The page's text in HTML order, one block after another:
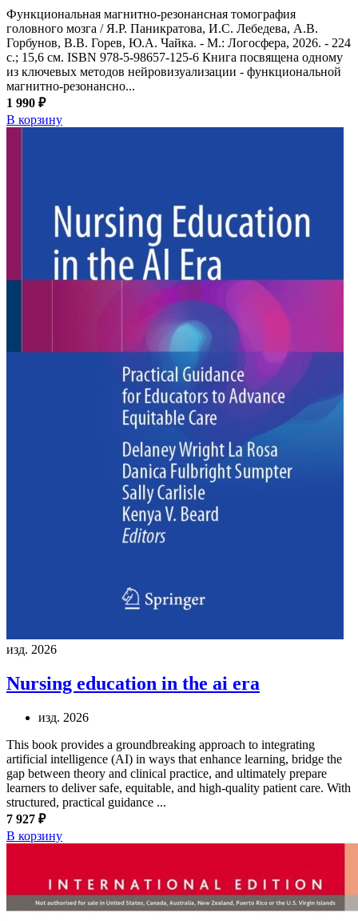
Функциональная магнитно-резонансная томография
головного мозга / Я.Р. Паникратова, И.С. Лебедева, А.В.
Горбунов, В.В. Горев, Ю.А. Чайка. - М.: Логосфера, 2026. - 224
с.; 15,6 см. ISBN 978-5-98657-125-6 Книга посвящена одному
из ключевых методов нейровизуализации - функциональной
магнитно-резонансно...
1 990 ₽
В корзину
изд. 2026
Nursing education in the ai era
изд. 2026
This book provides a groundbreaking approach to integrating
artificial intelligence (AI) in ways that enhance learning, bridge the
gap between theory and clinical practice, and ultimately prepare
learners to deliver safe, equitable, and high-quality patient care. With
structured, practical guidance ...
7 927 ₽
В корзину